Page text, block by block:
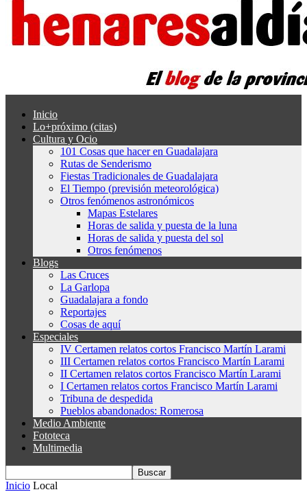
Inicio
Lo+próximo (citas)
Cultura y Ocio
101 Cosas que hacer en Guadalajara
Rutas de Senderismo
Fiestas Tradicionales de Guadalajara
El Tiempo (previsión meteorológica)
Otros fenómenos astronómicos
Mapas Estelares
Horas de salida y puesta de la luna
Horas de salida y puesta del sol
Otros fenómenos
Blogs
Las Cruces
La Garlopa
Guadalajara a fondo
Reportajes
Cosas de aquí
Especiales
IV Certamen relatos cortos Francisco Martín Larami
III Certamen relatos cortos Francisco Martín Larami
II Certamen relatos cortos Francisco Martín Larami
I Certamen relatos cortos Francisco Martín Larami
Tribuna de despedida
Pueblos abandonados: Romerosa
Medio Ambiente
Fototeca
Multimedia
Inicio Local